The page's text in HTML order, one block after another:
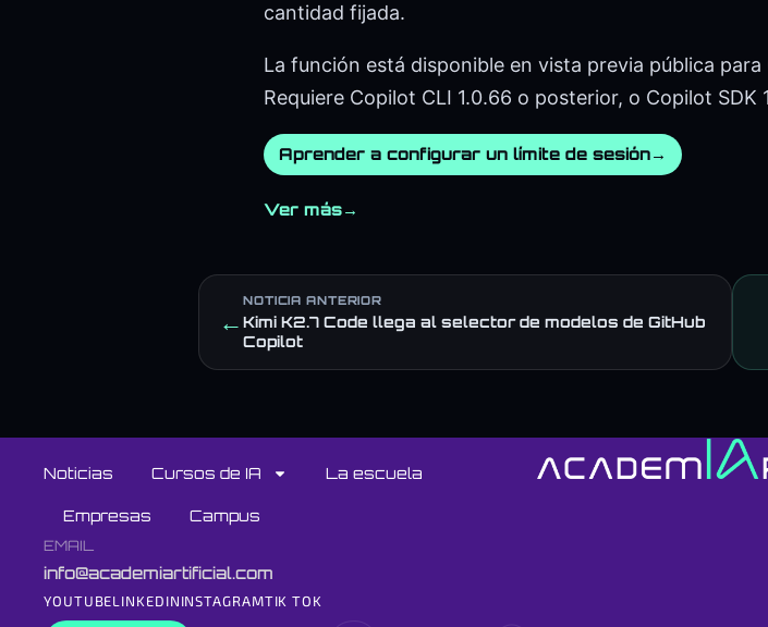
cantidad fijada.
La función está disponible en vista previa pública
Requiere Copilot CLI 1.0.66 o posterior, o Copilot SDK
Aprender a configurar un límite de sesión→
Ver más→
←
NOTICIA ANTERIOR
Kimi K2.7 Code llega al selector de modelos de GitHub
Copilot
Noticias Cursos de IA La escuela
Empresas Campus
EMAIL
info@academiartificial.com
YOUTUBELINKEDININSTAGRAMTIK TOK